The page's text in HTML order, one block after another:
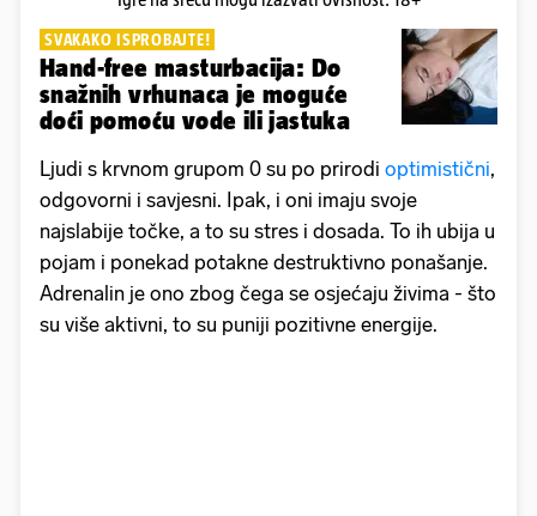
SVAKAKO ISPROBAJTE!
Hand-free masturbacija: Do
snažnih vrhunaca je moguće
doći pomoću vode ili jastuka
Ljudi s krvnom grupom 0 su po prirodi optimistični,
odgovorni i savjesni. Ipak, i oni imaju svoje
najslabije točke, a to su stres i dosada. To ih ubija u
pojam i ponekad potakne destruktivno ponašanje.
Adrenalin je ono zbog čega se osjećaju živima - što
su više aktivni, to su puniji pozitivne energije.